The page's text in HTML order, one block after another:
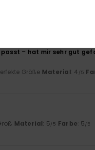
passt – hat mir sehr gut
Größe Material: 4 /5
Material: 5/5 Farbe: 5/5